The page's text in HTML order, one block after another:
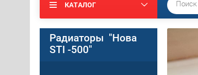
КАТАЛОГ
Радиаторы "Нова
STI -500"